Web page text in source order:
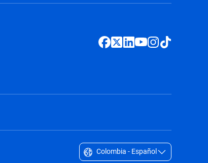
Colombia - Español